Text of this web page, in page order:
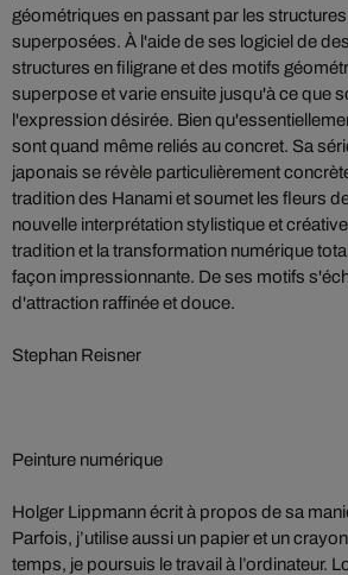
géométriques en passant par les
superposées. À l'aide de ses logiciel de
structures en filigrane et des motifs
superpose et varie ensuite jusqu'à ce que
l'expression désirée. Bien
sont quand même reliés au concret. Sa
japonais se révèle particulièrement
tradition des Hanami et soumet les fleurs
nouvelle interprétation stylistique et
tradition et la transformation numérique
façon impressionnante. De ses motifs
d'attraction raffinée et douce.
Stephan Reisner
Peinture numérique
Holger Lippmann écrit à propos de sa
Parfois, j’utilise aussi un papier et un
temps, je poursuis le travail à l’ordinateur.